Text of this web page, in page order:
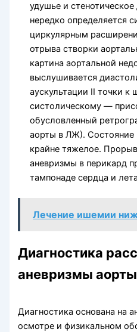
удушье и
нередко определяется
циркулярным
отрыва створки
картина аортальной
выслушивается
аускультации II точки
систолическому —
обусловленный
аорты в ЛЖ). Состояние
крайне тяжелое.
аневризмы в перикард
тампонаде сердца и
Лечение ишемии
Диагностика
аневризмы аорты
Диагностика основана на
осмотре и физикальном